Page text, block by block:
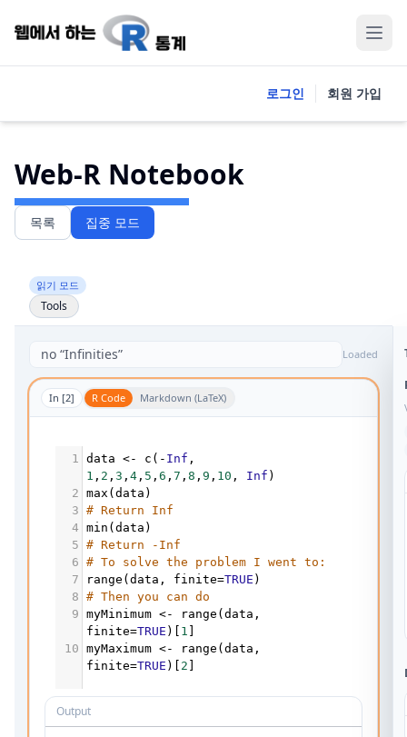
로그인 회원 가입
Web-R Notebook
목록 집중 모드
읽기 모드
Tools
Loaded
In [2] R Code Markdown (LaTeX)
1 data <- c ( - Inf
1 , 2 , 3 , 4 , 5 , 6 , 7 , 8 , 9 , 10 , Inf )
2 max ( data )
3 # Return Inf
4 min ( data )
5 # Return -Inf
6 # To solve the problem I went to:
7
range ( data , finite=TRUE )
8 # Then you can do
9 myMinimum <- range ( data
finite=TRUE )[ 1
10 myMaximum <- range ( data
finite=TRUE )[ 2
Output